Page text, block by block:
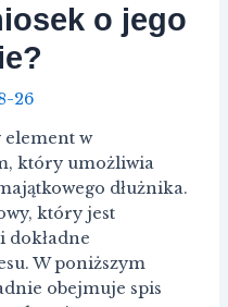
o jego
26
element w
który umożliwia
dłużnika.
który jest
dokładne
W poniższym
obejmuje spis